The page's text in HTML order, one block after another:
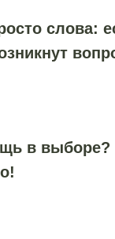
слова:
в